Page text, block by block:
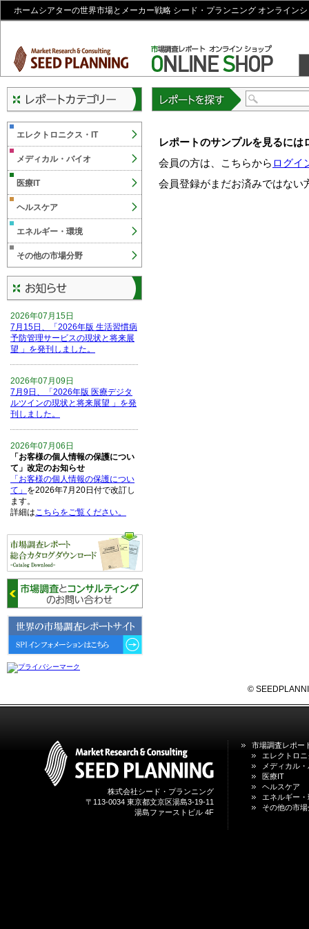
ホームシアターの世界市場とメーカー戦略 シード・プランニング オンライン
レポートのサンプルを見るには
会員の方は、こちらから ログイ
会員登録がまだお済みではない
エレクトロニクス・IT
メディカル・バイオ
医療IT
ヘルスケア
エネルギー・環境
その他の市場分野
2026年07月15日
7月15日、「2026年版 生活習慣病
予防管理サービスの現状と将来展
望 」を発刊しました。
2026年07月09日
7月9日、「2026年版 医療デジタ
ルツインの現状と将来展望 」を発
刊しました。
2026年07月06日
「お客様の個人情報の保護につい
て」改定のお知らせ
「お客様の個人情報の保護につい
て」 を2026年7月20日付で改訂し
ます。
詳細はこちらをご覧ください。
2026年06月15日
6月15日、「中国の医療保険医薬
品リスト 」を発刊しました。
2026年06月01日
6月1日、「2026-27年版 5G SA、
6GにおけるIoT／サービス市場の
動向 」を発刊しました。
2026年04月30日
4月30日、「2026年版 オンライン
1月31日、「DXが加速するMCI・
認知症ケア支援サービスの現状と
今後の方向性 」を発刊しました。
1月13日、「営業支援DXにおける
名刺管理サービスの最新動向2026
©
株式会社シード・プランニング
〒113-0034 東京都文京区湯島3-19-11
湯島ファーストビル 4F
市場調査レポー
エレクトロ
メディカル
医療IT
ヘルスケア
エネルギー
その他の市